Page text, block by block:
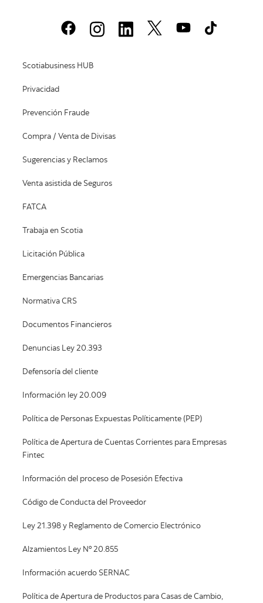
Scotiabusiness HUB
Privacidad
Prevención Fraude
Compra / Venta de Divisas
Sugerencias y Reclamos
Venta asistida de Seguros
FATCA
Trabaja en Scotia
Licitación Pública
Emergencias Bancarias
Normativa CRS
Documentos Financieros
Denuncias Ley 20.393
Defensoría del cliente
Información ley 20.009
Política de Personas Expuestas Políticamente (PEP)
Política de Apertura de Cuentas Corrientes para Empresas
Fintec
Información del proceso de Posesión Efectiva
Código de Conducta del Proveedor
Ley 21.398 y Reglamento de Comercio Electrónico
Alzamientos Ley Nº 20.855
Información acuerdo SERNAC
Política de Apertura de Productos para Casas de Cambio,